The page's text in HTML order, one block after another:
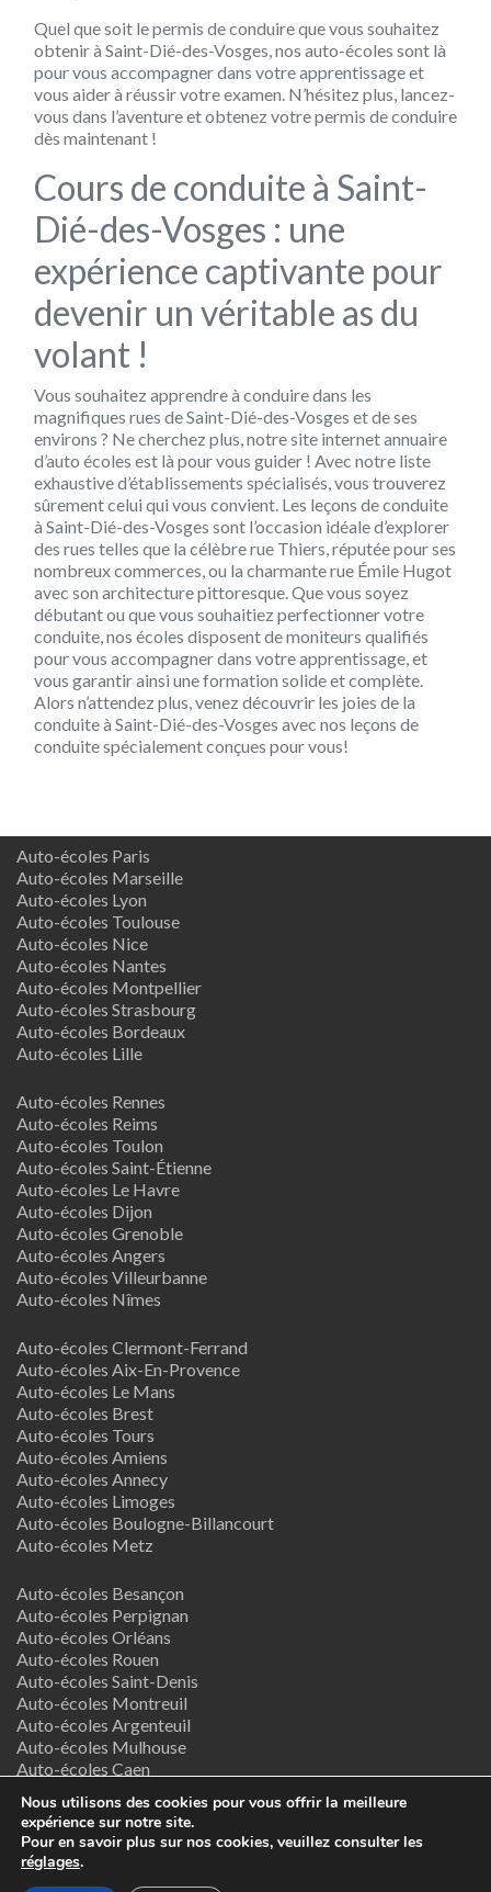
Quel que soit le permis de conduire que vous souhaitez
obtenir à Saint-Dié-des-Vosges, nos auto-écoles sont là
pour vous accompagner dans votre apprentissage et
vous aider à réussir votre examen. N’hésitez plus, lancez-
vous dans l’aventure et obtenez votre permis de conduire
dès maintenant !
Cours de conduite à Saint-
Dié-des-Vosges : une
expérience captivante pour
devenir un véritable as du
volant !
Vous souhaitez apprendre à conduire dans les
magnifiques rues de Saint-Dié-des-Vosges et de ses
environs ? Ne cherchez plus, notre site internet annuaire
d’auto écoles est là pour vous guider ! Avec notre liste
exhaustive d’établissements spécialisés, vous trouverez
sûrement celui qui vous convient. Les leçons de conduite
à Saint-Dié-des-Vosges sont l’occasion idéale d’explorer
des rues telles que la célèbre rue Thiers, réputée pour ses
nombreux commerces, ou la charmante rue Émile Hugot
avec son architecture pittoresque. Que vous soyez
débutant ou que vous souhaitiez perfectionner votre
conduite, nos écoles disposent de moniteurs qualifiés
pour vous accompagner dans votre apprentissage, et
vous garantir ainsi une formation solide et complète.
Alors n’attendez plus, venez découvrir les joies de la
conduite à Saint-Dié-des-Vosges avec nos leçons de
conduite spécialement conçues pour vous!
Auto-écoles Paris
Auto-écoles Marseille
Auto-écoles Lyon
Auto-écoles Toulouse
Auto-écoles Nice
Auto-écoles Nantes
Auto-écoles Montpellier
Auto-écoles Strasbourg
Auto-écoles Bordeaux
Auto-écoles Lille
Auto-écoles Rennes
Auto-écoles Reims
Auto-écoles Toulon
Auto-écoles Saint-Étienne
Auto-écoles Le Havre
Auto-écoles Dijon
Auto-écoles Grenoble
Auto-écoles Angers
Auto-écoles Villeurbanne
Auto-écoles Nîmes
Auto-écoles Clermont-Ferrand
Auto-écoles Aix-En-Provence
Auto-écoles Le Mans
Auto-écoles Brest
Auto-écoles Tours
Auto-écoles Amiens
Auto-écoles Annecy
Auto-écoles Limoges
Auto-écoles Boulogne-Billancourt
Auto-écoles Metz
Auto-écoles Besançon
Auto-écoles Perpignan
Auto-écoles Orléans
Auto-écoles Rouen
Auto-écoles Saint-Denis
Auto-écoles Montreuil
Auto-écoles Argenteuil
Auto-écoles Mulhouse
Auto-écoles Caen
Termes & Conditions
Nous utilisons des cookies pour vous offrir la meilleure
expérience sur notre site.
Pour en savoir plus sur nos cookies, veuillez consulter les
réglages.